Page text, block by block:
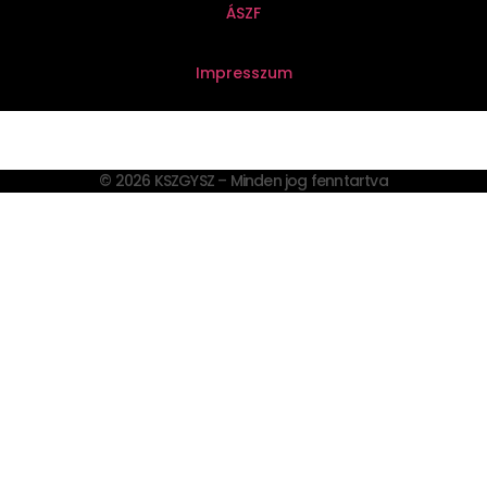
ÁSZF
Impresszum
© 2026 KSZGYSZ – Minden jog fenntartva